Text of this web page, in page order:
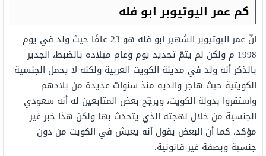
كم عمر اليوتيوبر ابو فله
إنّ عمر اليوتيوبر الشهير ابو فله هو 23 عامًا حيث ولد في يوم
1998 م ولكن لم يتمّ تحديد يوم وعام ميلاده بالضبط، الجدير
بالذكر أنه ولد في مدينة الكويت العربية ولكنه لا يحمل الجنسية
الكويتية حيث هاجر والديه منذ سنوات عديدة من بلادهم
واستقروا بدولة الكويت، ويرجّح بعض المتابعين له أنه سعودي
الجنسية من خلال لهجته الذي يتحدث بها ولكن هذا خبر غير
مؤكد، كما أن البعض يقول أنه يعيش في الكويت من دون
جنسية وبصفة غير قانونية.